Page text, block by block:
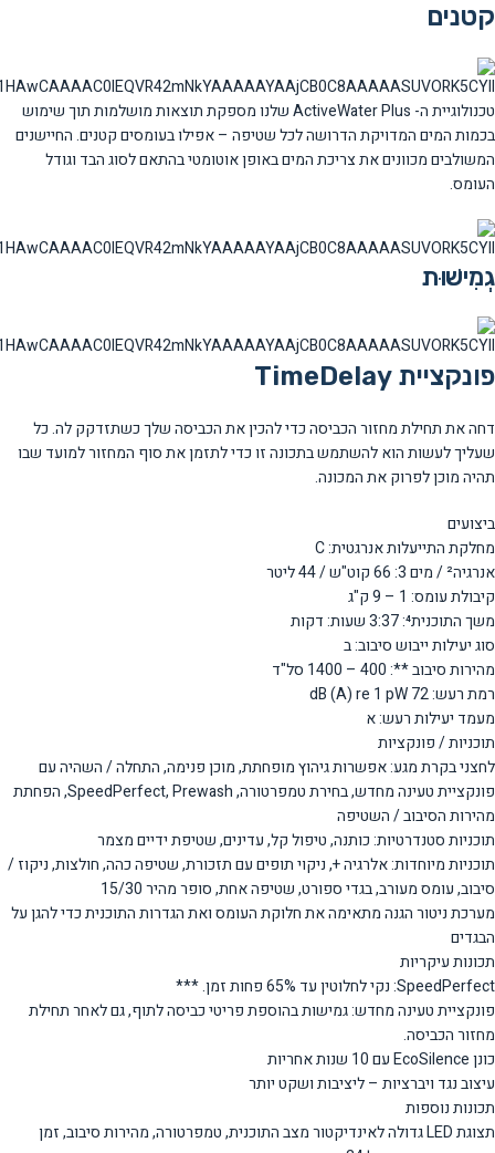
קטנים
טכנולוגיית ה- ActiveWater Plus שלנו מספקת תוצאות מושלמות תוך שימוש
בכמות המים המדויקת הדרושה לכל שטיפה – אפילו בעומסים קטנים. החיישנים
המשולבים מכוונים את צריכת המים באופן אוטומטי בהתאם לסוג הבד וגודל
העומס.
גְמִישׁוּת
פונקציית TimeDelay
דחה את תחילת מחזור הכביסה כדי להכין את הכביסה שלך כשתזדקק לה. כל
שעליך לעשות הוא להשתמש בתכונה זו כדי לתזמן את סוף המחזור למועד שבו
תהיה מוכן לפרוק את המכונה.
ביצועים
מחלקת התייעלות אנרגטית: C
אנרגיה² / מים 3: 66 קוט"ש / 44 ליטר
קיבולת עומס: 1 – 9 ק"ג
משך התוכנית⁴: 3:37 שעות: דקות
סוג יעילות ייבוש סיבוב: ב
מהירות סיבוב **: 400 – 1400 סל"ד
רמת רעש: 72 dB (A) re 1 pW
מעמד יעילות רעש: א
תוכניות / פונקציות
לחצני בקרת מגע: אפשרות גיהוץ מופחתת, מוכן פנימה, התחלה / השהיה עם
פונקציית טעינה מחדש, בחירת טמפרטורה, SpeedPerfect, Prewash, הפחתת
מהירות הסיבוב / השטיפה
תוכניות סטנדרטיות: כותנה, טיפול קל, עדינים, שטיפת ידיים מצמר
תוכניות מיוחדות: אלרגיה +, ניקוי תופים עם תזכורת, שטיפה כהה, חולצות, ניקוז /
סיבוב, עומס מעורב, בגדי ספורט, שטיפה אחת, סופר מהיר 15/30
מערכת ניטור הגנה מתאימה את חלוקת העומס ואת הגדרות התוכנית כדי להגן על
הבגדים
תכונות עיקריות
SpeedPerfect: נקי לחלוטין עד 65% פחות זמן. ***
פונקציית טעינה מחדש: גמישות בהוספת פריטי כביסה לתוף, גם לאחר תחילת
מחזור הכביסה.
כונן EcoSilence עם 10 שנות אחריות
עיצוב נגד ויברציות – ליציבות ושקט יותר
תכונות נוספות
תצוגת LED גדולה לאינדיקטור מצב התוכנית, טמפרטורה, מהירות סיבוב, זמן